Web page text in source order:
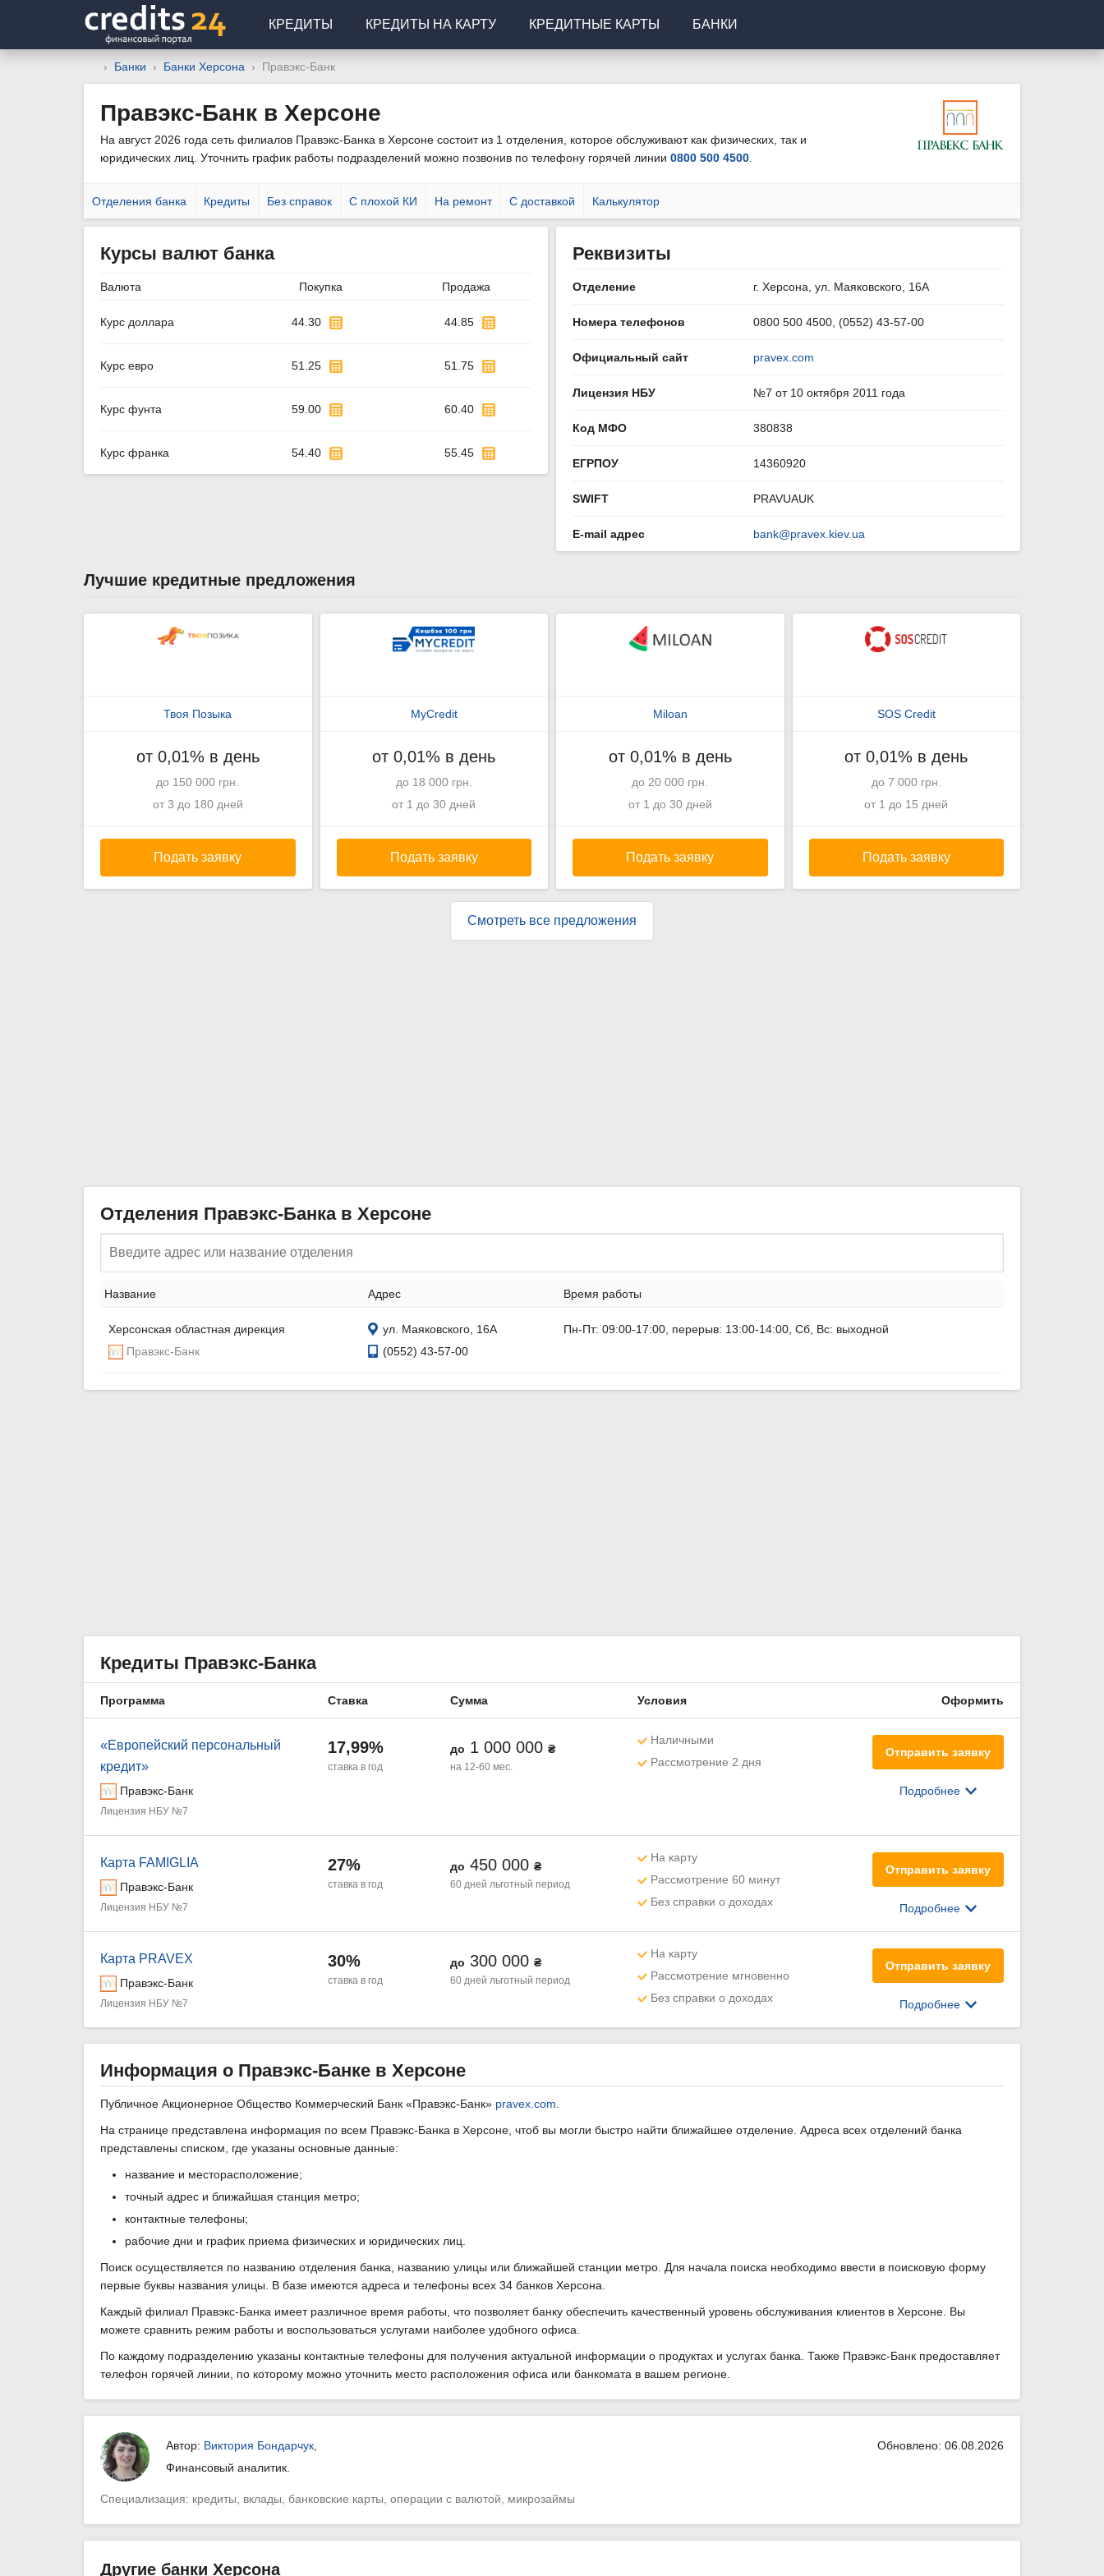
КРЕДИТЫ КРЕДИТЫ НА КАРТУ КРЕДИТНЫЕ КАРТЫ БАНКИ
Банки Банки Херсона Правэкс-Банк
Правэкс-Банк в Херсоне
На август 2026 года сеть филиалов Правэкс-Банка в Херсоне состоит из 1 отделения, которое обслуживают как физических, так и
юридических лиц. Уточнить график работы подразделений можно позвонив по телефону горячей линии 0800 500 4500
Отделения банка Кредиты Без справок С плохой КИ На ремонт С доставкой Калькулятор
Курсы валют банка
Валюта Покупка Продажа
Курс доллара 44.30 44.85
Курс евро 51.25 51.75
Курс фунта 59.00 60.40
Курс франка 54.40 55.45
Реквизиты
Отделение г. Херсона, ул. Маяковского, 16А
Номера телефонов 0800 500 4500, (0552) 43-57-00
Официальный сайт pravex.com
Лицензия НБУ №7 от 10 октября 2011 года
Код МФО 380838
ЕГРПОУ 14360920
SWIFT PRAVUAUK
E-mail адрес bank@pravex.kiev.ua
Лучшие кредитные предложения
Твоя Позыка
от 0,01% в день
до 150 000 грн.
от 3 до 180 дней
Подать заявку
MyCredit
от 0,01% в день
до 18 000 грн.
от 1 до 30 дней
Подать заявку
Miloan
от 0,01% в день
до 20 000 грн.
от 1 до 30 дней
Подать заявку
SOS Credit
от 0,01% в день
до 7 000 грн.
от 1 до 15 дней
Подать заявку
Смотреть все предложения
Отделения Правэкс-Банка в Херсоне
Название Адрес Время работы
Херсонская областная дирекция
Правэкс-Банк
ул. Маяковского, 16А
(0552) 43-57-00
Пн-Пт: 09:00-17:00, перерыв: 13:00-14:00, Сб, Вс: выходной
Кредиты Правэкс-Банка
Программа Ставка Сумма Условия Оформить
«Европейский персональный
кредит»
Правэкс-Банк
Лицензия НБУ №7
17,99%
ставка в год
до 1 000 000 ₴
на 12-60 мес.
Наличными
Рассмотрение 2 дня
Отправить заявку
Подробнее
Карта FAMIGLIA
Правэкс-Банк
Лицензия НБУ №7
27%
ставка в год
до 450 000 ₴
60 дней льготный период
На карту
Рассмотрение 60 минут
Без справки о доходах
Отправить заявку
Подробнее
Карта PRAVEX
Правэкс-Банк
Лицензия НБУ №7
30%
ставка в год
до 300 000 ₴
60 дней льготный период
На карту
Рассмотрение мгновенно
Без справки о доходах
Отправить заявку
Подробнее
Информация о Правэкс-Банке в Херсоне
Публичное Акционерное Общество Коммерческий Банк «Правэкс-Банк» pravex.com
На странице представлена информация по всем Правэкс-Банка в Херсоне, чтоб вы могли быстро найти ближайшее отделение. Адреса всех отделений банка
представлены списком, где указаны основные данные:
название и месторасположение;
точный адрес и ближайшая станция метро;
контактные телефоны;
рабочие дни и график приема физических и юридических лиц.
Поиск осуществляется по названию отделения банка, названию улицы или ближайшей станции метро. Для начала поиска необходимо ввести в поисковую форму
первые буквы названия улицы. В базе имеются адреса и телефоны всех 34 банков Херсона.
Каждый филиал Правэкс-Банка имеет различное время работы, что позволяет банку обеспечить качественный уровень обслуживания клиентов в Херсоне. Вы
можете сравнить режим работы и воспользоваться услугами наиболее удобного офиса.
По каждому подразделению указаны контактные телефоны для получения актуальной информации о продуктах и услугах банка. Также Правэкс-Банк предоставляет
телефон горячей линии, по которому можно уточнить место расположения офиса или банкомата в вашем регионе.
Автор: Виктория Бондарчук
Финансовый аналитик.
Специализация: кредиты, вклады, банковские карты, операции с валютой, микрозаймы
Обновлено: 06.08.2026
Другие банки Херсона